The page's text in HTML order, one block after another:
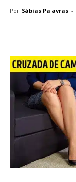
Por Sábias Palavras -